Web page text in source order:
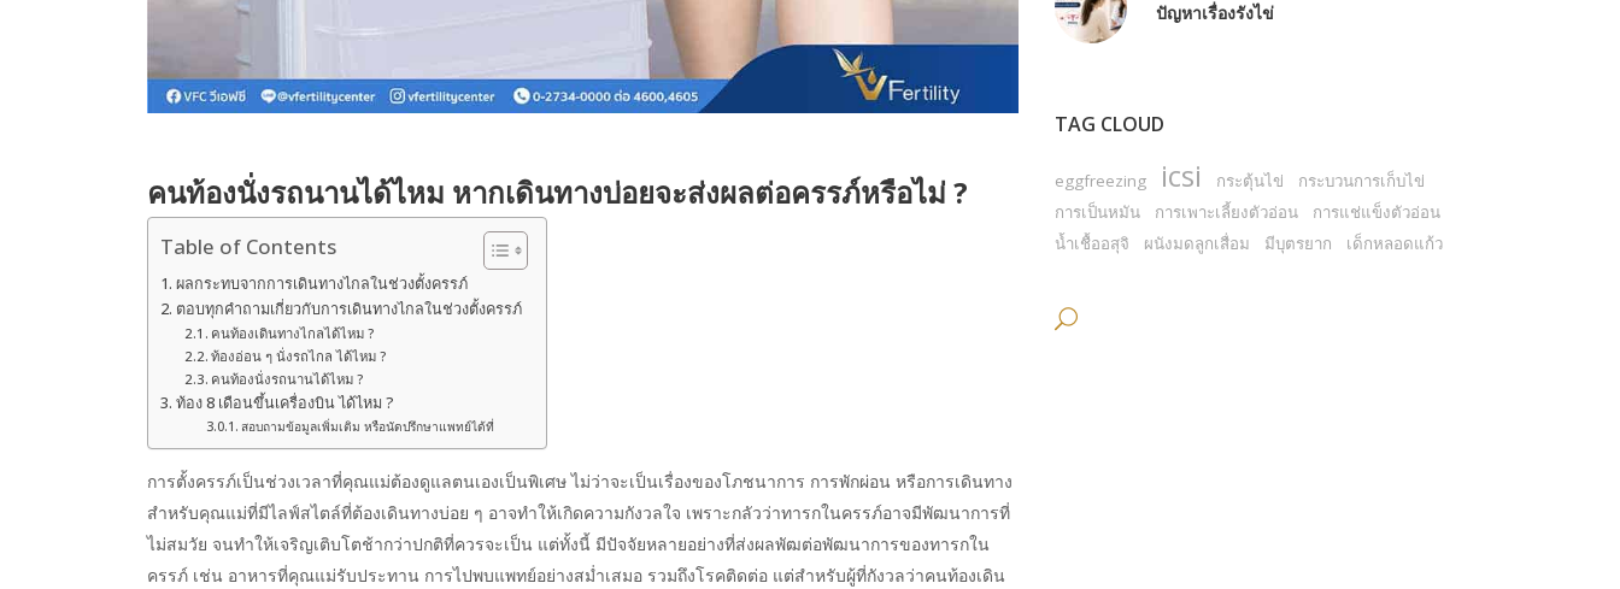
คนท้องนั่งรถนานได้ไหม หากเดินทางบ่อยจะส่งผลต่อครรภ์หรือไม่ ?
Table of Contents
ผลกระทบจากการเดินทางไกลในช่วงตั้งครรภ์
ตอบทุกคำถามเกี่ยวกับการเดินทางไกลในช่วงตั้งครรภ์
คนท้องเดินทางไกลได้ไหม ?
ท้องอ่อน ๆ นั่งรถไกล ได้ไหม ?
คนท้องนั่งรถนานได้ไหม ?
ท้อง 8 เดือนขึ้นเครื่องบิน ได้ไหม ?
สอบถามข้อมูลเพิ่มเติม หรือนัดปรึกษาแพทย์ได้ที่
การตั้งครรภ์เป็นช่วงเวลาที่คุณแม่ต้องดูแลตนเองเป็นพิเศษ ไม่ว่าจะเป็นเรื่องของโภชนาการ การพักผ่อน หรือการเดินทาง
สำหรับคุณแม่ที่มีไลฟ์สไตล์ที่ต้องเดินทางบ่อย ๆ อาจทำให้เกิดความกังวลใจ เพราะกลัวว่าทารกในครรภ์อาจมีพัฒนาการที่
ไม่สมวัย จนทำให้เจริญเติบโตช้ากว่าปกติที่ควรจะเป็น แต่ทั้งนี้ มีปัจจัยหลายอย่างที่ส่งผลพัฒต่อพัฒนาการของทารกใน
ครรภ์ เช่น อาหารที่คุณแม่รับประทาน การไปพบแพทย์อย่างสม่ำเสมอ รวมถึงโรคติดต่อ แต่สำหรับผู้ที่กังวลว่าคนท้องเดิน
ปัญหาเรื่องรังไข่
TAG CLOUD
eggfreezing icsi กระตุ้นไข่
กระบวนการเก็บไข่
การเป็นหมัน
การเพาะเลี้ยงตัวอ่อน
การแช่แข็งตัวอ่อน
น้ำเชื้ออสุจิ
ผนังมดลูกเสื่อม มีบุตรยาก เด็กหลอดแก้ว